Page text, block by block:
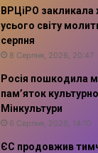
ВРЦіРО закликала
усього світу
серпня
8 Серпня, 2026, 20:47
Росія пошкодила
пам’яток
Мінкультури
6 Серпня, 2026, 14:10
ЄС продовжив